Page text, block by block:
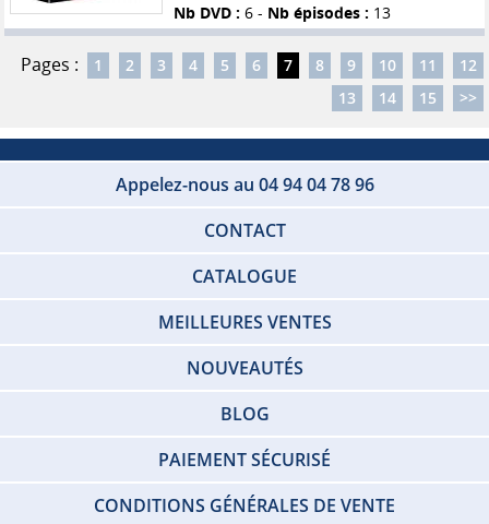
Nb DVD : 6 - Nb épisodes : 13
Pages : 1 2 3 4 5 6 7 8 9 10 11
12
13
14 15 >>
Appelez-nous au 04 94 04 78 96
CONTACT
CATALOGUE
MEILLEURES VENTES
NOUVEAUTÉS
BLOG
PAIEMENT SÉCURISÉ
CONDITIONS GÉNÉRALES DE VENTE